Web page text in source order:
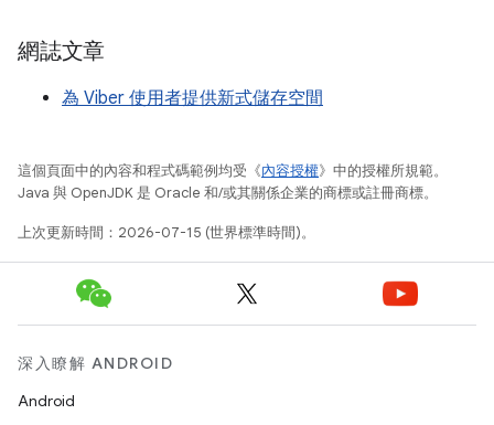
網誌文章
為 Viber 使用者提供新式儲存空間
這個頁面中的內容和程式碼範例均受《內容授權》中的授權所規範。
Java 與 OpenJDK 是 Oracle 和/或其關係企業的商標或註冊商標。
上次更新時間：2026-07-15 (世界標準時間)。
深入瞭解 ANDROID
Android